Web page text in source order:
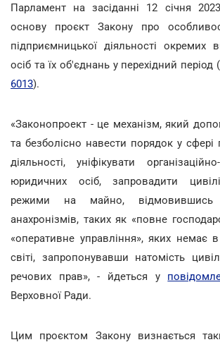
Парламент на засіданні 12 січня
основу проєкт Закону про
підприємницької діяльності окремих
осіб та їх об'єднань у перехідний період (
6013).
«Законопроект - це механізм, який
та безболісно навести порядок у сфері
діяльності, уніфікувати
юридичних осіб, запровадити
режими на майно, відмовившись
анахронізмів, таких як «повне
«оперативне управління», яких немає
світі, запропонувавши натомість
речових прав», - йдеться у
Верховної Ради.
Цим проєктом Закону визнається